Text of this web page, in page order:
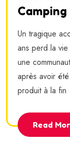
Camping
Un tragique
ans perd la
une
après avoir
produit à la fin
Read